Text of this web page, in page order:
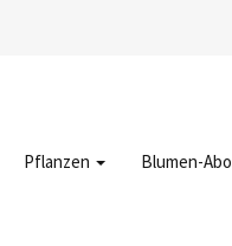
Pflanzen Blumen-Abo